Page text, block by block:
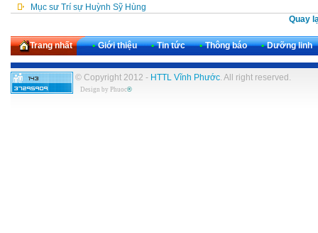
Mục sư Trí sự Huỳnh Sỹ Hùng
Quay
Trang nhất • Giới thiệu • Tin tức • Thông báo • Dưỡng linh
© Copyright 2012 - HTTL Vĩnh Phước. All right reserved.
Design by Phuoc®